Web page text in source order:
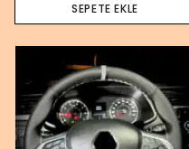
SEPETE EKLE